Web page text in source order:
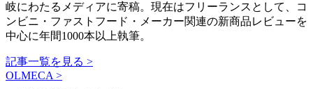
岐にわたるメディアに寄稿。現在はフリーランスとして、コ
ンビニ・ファストフード・メーカー関連の新商品レビューを
中心に年間1000本以上執筆。
記事一覧を見る >
OLMECA >